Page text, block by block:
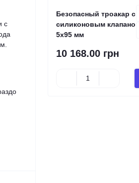
с
Безопасный троакар с
силиконовым клапаном,
5х95 мм
10 168.00 грн